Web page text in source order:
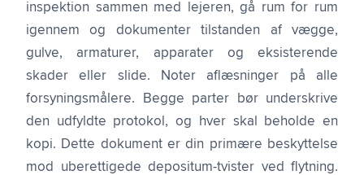
inspektion sammen med lejeren, gå rum for rum
igennem og dokumenter tilstanden af vægge,
gulve, armaturer, apparater og eksisterende
skader eller slide. Noter aflæsninger på alle
forsyningsmålere. Begge parter bør underskrive
den udfyldte protokol, og hver skal beholde en
kopi. Dette dokument er din primære beskyttelse
mod uberettigede depositum-tvister ved flytning.